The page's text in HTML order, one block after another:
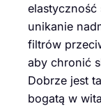
elastyczność
unikanie
filtrów
aby chronić
Dobrze jest
bogatą w